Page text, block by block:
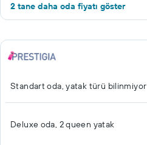
2 tane daha oda fiyatı göster
Standart oda, yatak türü bilinmiyor
Deluxe oda, 2 queen yatak